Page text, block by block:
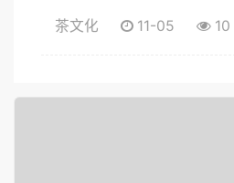
茶文化 11-05 10